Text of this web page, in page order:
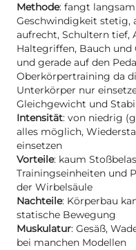
Methode: fangt
Geschwindigkeit stetig,
aufrecht, Schultern tief,
Haltegriffen, Bauch und
und gerade auf den
Oberkörpertraining da
Unterkörper nur
Gleichgewicht und
Intensität: von niedrig
alles möglich,
einsetzen
Vorteile: kaum
Trainingseinheiten und
der Wirbelsäule
Nachteile: Körperbau
statische Bewegung
Muskulatur: Gesäß,
bei manchen Modellen